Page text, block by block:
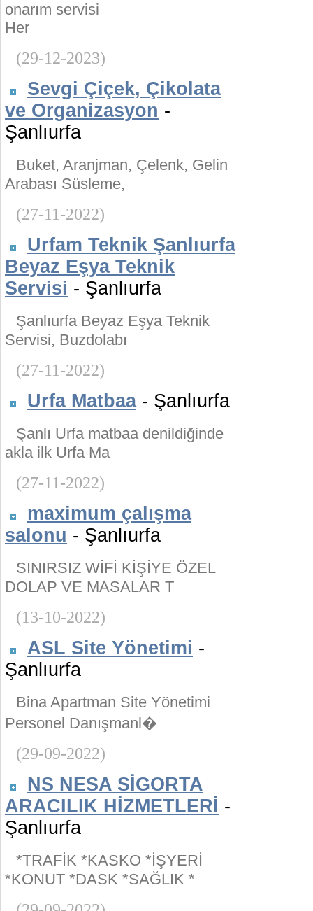
onarım servisi
Her
(29-12-2023)
Sevgi Çiçek, Çikolata
ve Organizasyon -
Şanlıurfa
Buket, Aranjman, Çelenk, Gelin
Arabası Süsleme,
(27-11-2022)
Urfam Teknik Şanlıurfa
Beyaz Eşya Teknik
Servisi - Şanlıurfa
Şanlıurfa Beyaz Eşya Teknik
Servisi, Buzdolabı
(27-11-2022)
Urfa Matbaa- Şanlıurfa
Şanlı Urfa matbaa denildiğinde
akla ilk Urfa Ma
(27-11-2022)
maximum çalışma
salonu - Şanlıurfa
SINIRSIZ WİFİ KİŞİYE ÖZEL
DOLAP VE MASALAR T
(13-10-2022)
ASL Site Yönetimi -
Şanlıurfa
Bina Apartman Site Yönetimi
Personel Danışmanl�
(29-09-2022)
NS NESA SİGORTA
ARACILIK HİZMETLERİ -
Şanlıurfa
*TRAFİK *KASKO *İŞYERİ
*KONUT *DASK *SAĞLIK *